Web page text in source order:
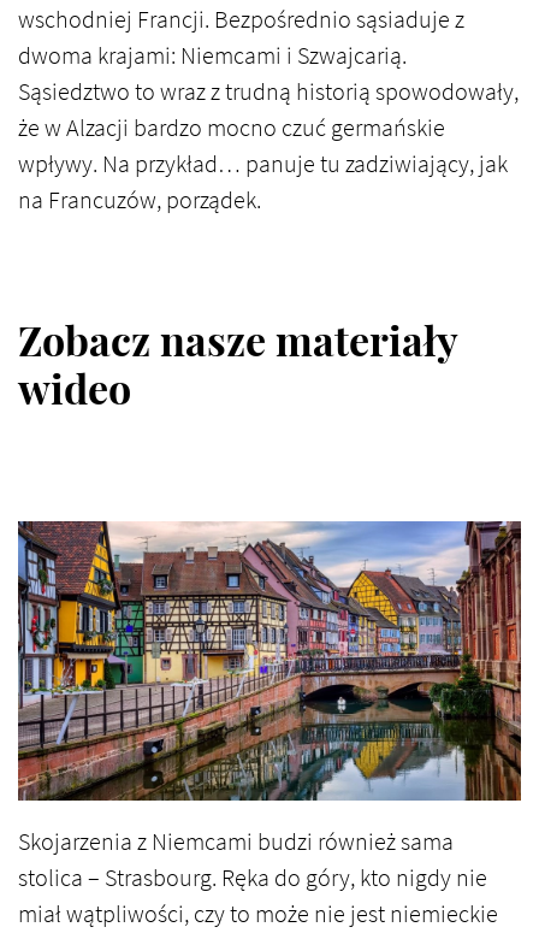
wschodniej Francji. Bezpośrednio sąsiaduje z
dwoma krajami: Niemcami i Szwajcarią.
Sąsiedztwo to wraz z trudną historią spowodowały,
że w Alzacji bardzo mocno czuć germańskie
wpływy. Na przykład… panuje tu zadziwiający, jak
na Francuzów, porządek.
Zobacz nasze materiały
wideo
Skojarzenia z Niemcami budzi również sama
stolica – Strasbourg. Ręka do góry, kto nigdy nie
miał wątpliwości, czy to może nie jest niemieckie